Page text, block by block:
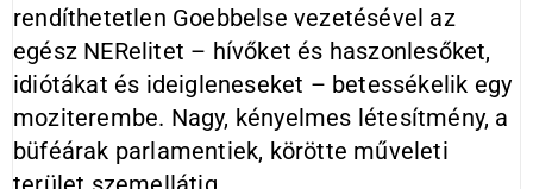
rendíthetetlen Goebbelse vezetésével az
egész NERelitet – hívőket és haszonlesőket,
idiótákat és ideigleneseket – betessékelik egy
moziterembe. Nagy, kényelmes létesítmény, a
büféárak parlamentiek, körötte műveleti